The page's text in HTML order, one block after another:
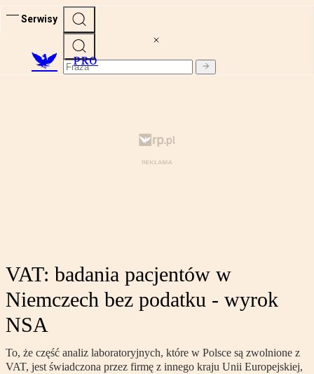
Serwisy
PRO
VAT: badania pacjentów w
Niemczech bez podatku - wyrok
NSA
To, że część analiz laboratoryjnych, które w Polsce są zwolnione z
VAT, jest świadczona przez firmę z innego kraju Unii Europejskiej,